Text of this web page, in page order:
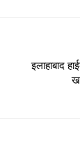
इलाहाबाद